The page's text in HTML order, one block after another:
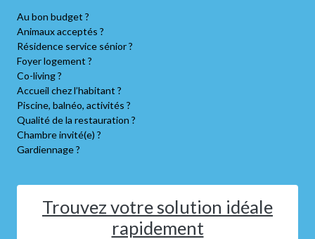
Au bon budget ?
Animaux acceptés ?
Résidence service sénior ?
Foyer logement ?
Co-living ?
Accueil chez l’habitant ?
Piscine, balnéo, activités ?
Qualité de la restauration ?
Chambre invité(e) ?
Gardiennage ?
Trouvez votre solution idéale
rapidement